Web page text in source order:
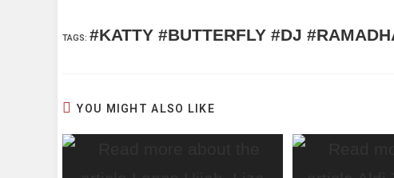
TAGS: #KATTY #BUTTERFLY #DJ
YOU MIGHT ALSO LIKE